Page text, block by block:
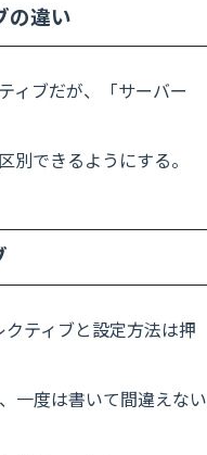
の違い
ィブだが、「サーバー
別できるようにする。
ティブと設定方法は押
一度は書いて間違えない